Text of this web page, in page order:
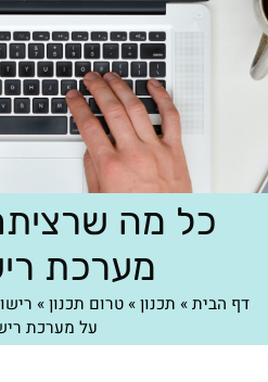
כל מה
מערכת
דף הבית» תכנון»טרום תכנון»
על מערכת